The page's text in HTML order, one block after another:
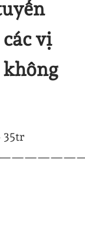
vị
35tr
—————